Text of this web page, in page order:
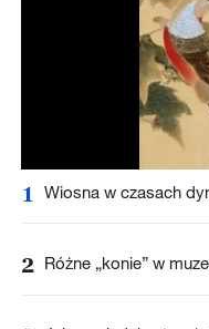
1 Wiosna w czasach
2 Różne „konie” w